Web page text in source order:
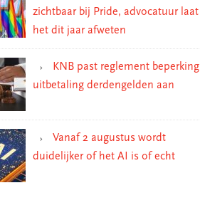
zichtbaar bij Pride, advocatuur laat
het dit jaar afweten
KNB past reglement beperking
uitbetaling derdengelden aan
Vanaf 2 augustus wordt
duidelijker of het AI is of echt